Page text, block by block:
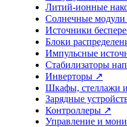
Литий-ионные
Солнечные
Источники
Блоки
Импульсные
Стабилизаторы
Инверторы ↗
Шкафы, стеллажи
Зарядные
Контроллеры ↗
Управление и